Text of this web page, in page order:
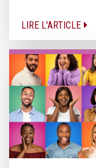
LIRE L'ARTICLE